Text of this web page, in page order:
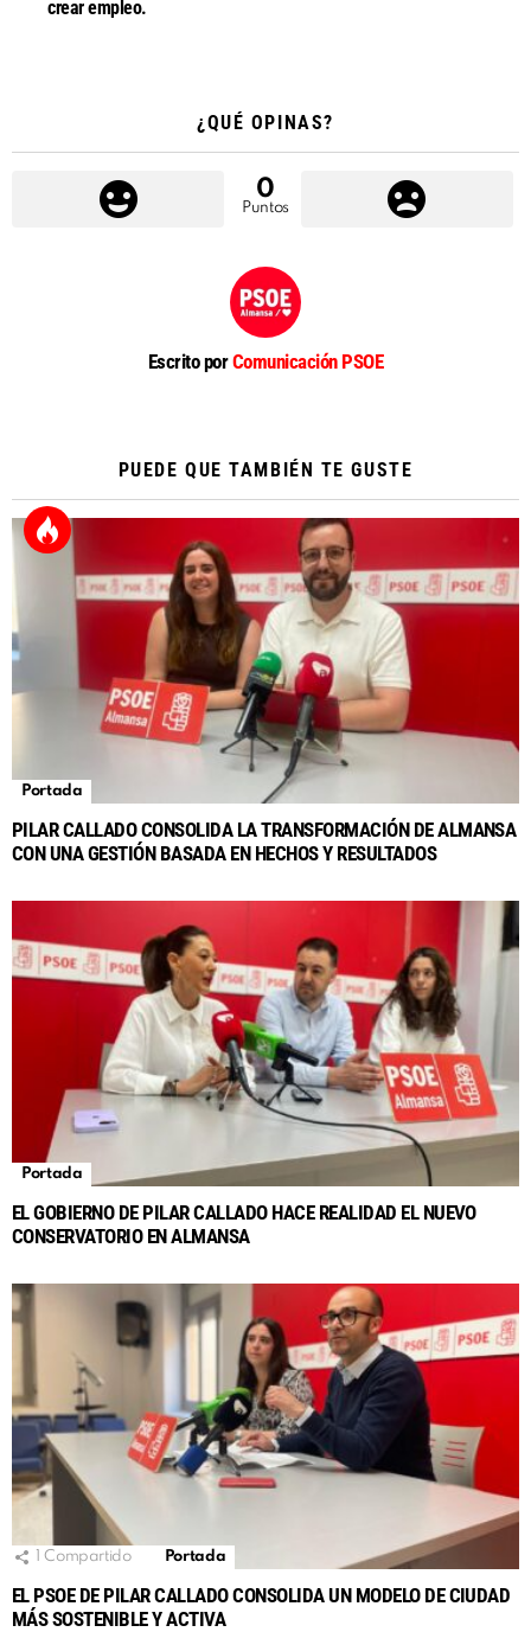
crear empleo.
¿QUÉ OPINAS?
0
Puntos
Escrito porComunicación PSOE
PUEDE QUE TAMBIÉN TE GUSTE
Portada
PILAR CALLADO CONSOLIDA LA TRANSFORMACIÓN DE ALMANSA
CON UNA GESTIÓN BASADA EN HECHOS Y RESULTADOS
Portada
EL GOBIERNO DE PILAR CALLADO HACE REALIDAD EL NUEVO
CONSERVATORIO EN ALMANSA
Compartido Portada
EL PSOE DE PILAR CALLADO CONSOLIDA UN MODELO DE CIUDAD
MÁS SOSTENIBLE Y ACTIVA